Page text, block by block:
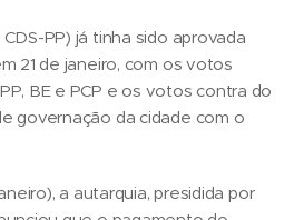
PP) já tinha sido aprovada
21 de janeiro, com os votos
BE e PCP e os votos contra do
governação da cidade com o
a autarquia, presidida por